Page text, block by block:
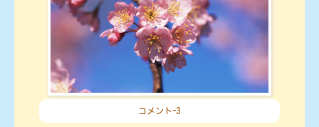
コメント-3